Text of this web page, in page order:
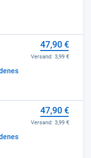
47,90 €
Versand: 3,99 €
47,90 €
Versand: 3,99 €